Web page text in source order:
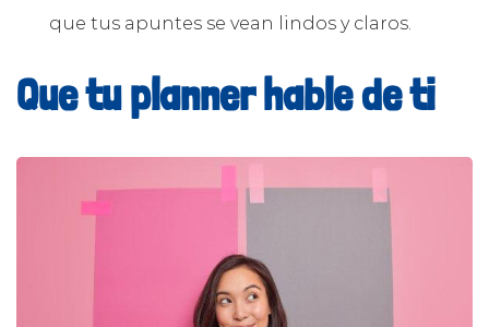
que tus apuntes se vean lindos y claros.
Que tu planner hable de ti